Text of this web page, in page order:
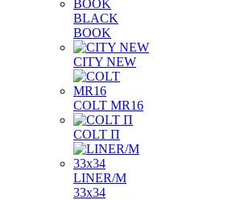
BLACK
BOOK
CITY NEW
COLT MR16
COLT П
LINER/М
33х34